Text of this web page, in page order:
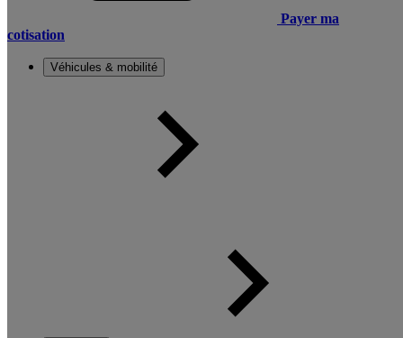
Payer ma
cotisation
Véhicules & mobilité